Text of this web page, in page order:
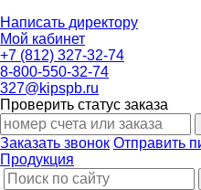
Написать директору
Мой кабинет
+7 (812) 327-32-74
8-800-550-32-74
327@kipspb.ru
Проверить статус заказа
Заказать звонок Отправить
Продукция